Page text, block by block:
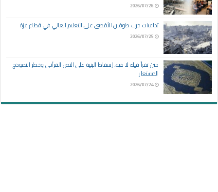
2026/07/26
تداعيات حرب طوفان الأقصى على التعليم العالي في قطاع غزة
2026/07/25
حين تقرأ فيك لا فيه، إسقاط البنية على النص القرآني وخطر النموذج
المستعار
2026/07/24